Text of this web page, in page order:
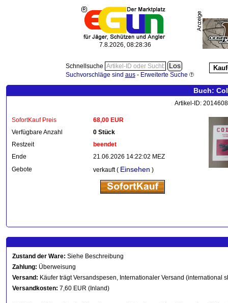
7.8.2026, 08:28:37
Schnellsuche
Suchvorschläge sind aus- Erweiterte Suche
Buch:
Artikel-ID:
SofortKauf Preis
68,00 EUR
Verfügbare Anzahl
0 Stück
Restzeit
beendet
Ende
21.06.2026 14:22:02 MEZ
Gebote
verkauft ( Einsehen )
Zustand der Ware: Siehe Beschreibung
Zahlung: Überweisung
Versand: Käufer trägt Versandspesen, Internationaler Versand (international
Versandkosten: 7,60 EUR (Inland)